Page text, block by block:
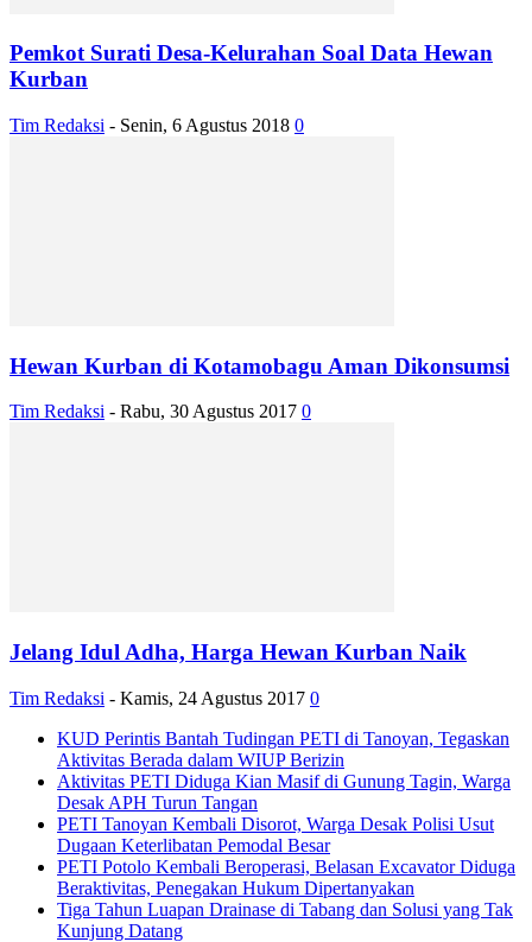
Pemkot Surati Desa-Kelurahan Soal Data Hewan
Kurban
Tim Redaksi - Senin, 6 Agustus 2018 0
Hewan Kurban di Kotamobagu Aman Dikonsumsi
Tim Redaksi - Rabu, 30 Agustus 2017 0
Jelang Idul Adha, Harga Hewan Kurban Naik
Tim Redaksi - Kamis, 24 Agustus 2017 0
KUD Perintis Bantah Tudingan PETI di Tanoyan, Tegaskan
Aktivitas Berada dalam WIUP Berizin
Aktivitas PETI Diduga Kian Masif di Gunung Tagin, Warga
Desak APH Turun Tangan
PETI Tanoyan Kembali Disorot, Warga Desak Polisi Usut
Dugaan Keterlibatan Pemodal Besar
PETI Potolo Kembali Beroperasi, Belasan Excavator Diduga
Beraktivitas, Penegakan Hukum Dipertanyakan
Tiga Tahun Luapan Drainase di Tabang dan Solusi yang Tak
Kunjung Datang